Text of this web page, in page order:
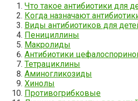
Что такое антибиотики для
Когда назначают
Виды антибиотиков для
Пенициллины
Макролиды
Антибиотики
Тетрациклины
Аминогликозиды
Хинолы
Противогрибковые